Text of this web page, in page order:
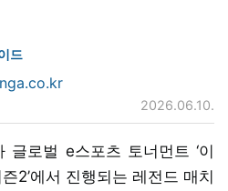
드
2026.06.10.
글로벌 e스포츠 토너먼트 ‘이
2’에서 진행되는 레전드 매치